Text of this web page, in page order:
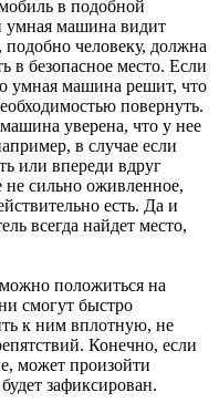
в подобной
умная машина видит
человеку, должна
в безопасное место. Если
умная машина решит, что
повернуть.
уверена, что у нее
в случае если
или впереди вдруг
сильно оживленное,
есть. Да и
всегда найдет место,
положиться на
смогут быстро
к ним вплотную, не
Конечно, если
может произойти
зафиксирован.